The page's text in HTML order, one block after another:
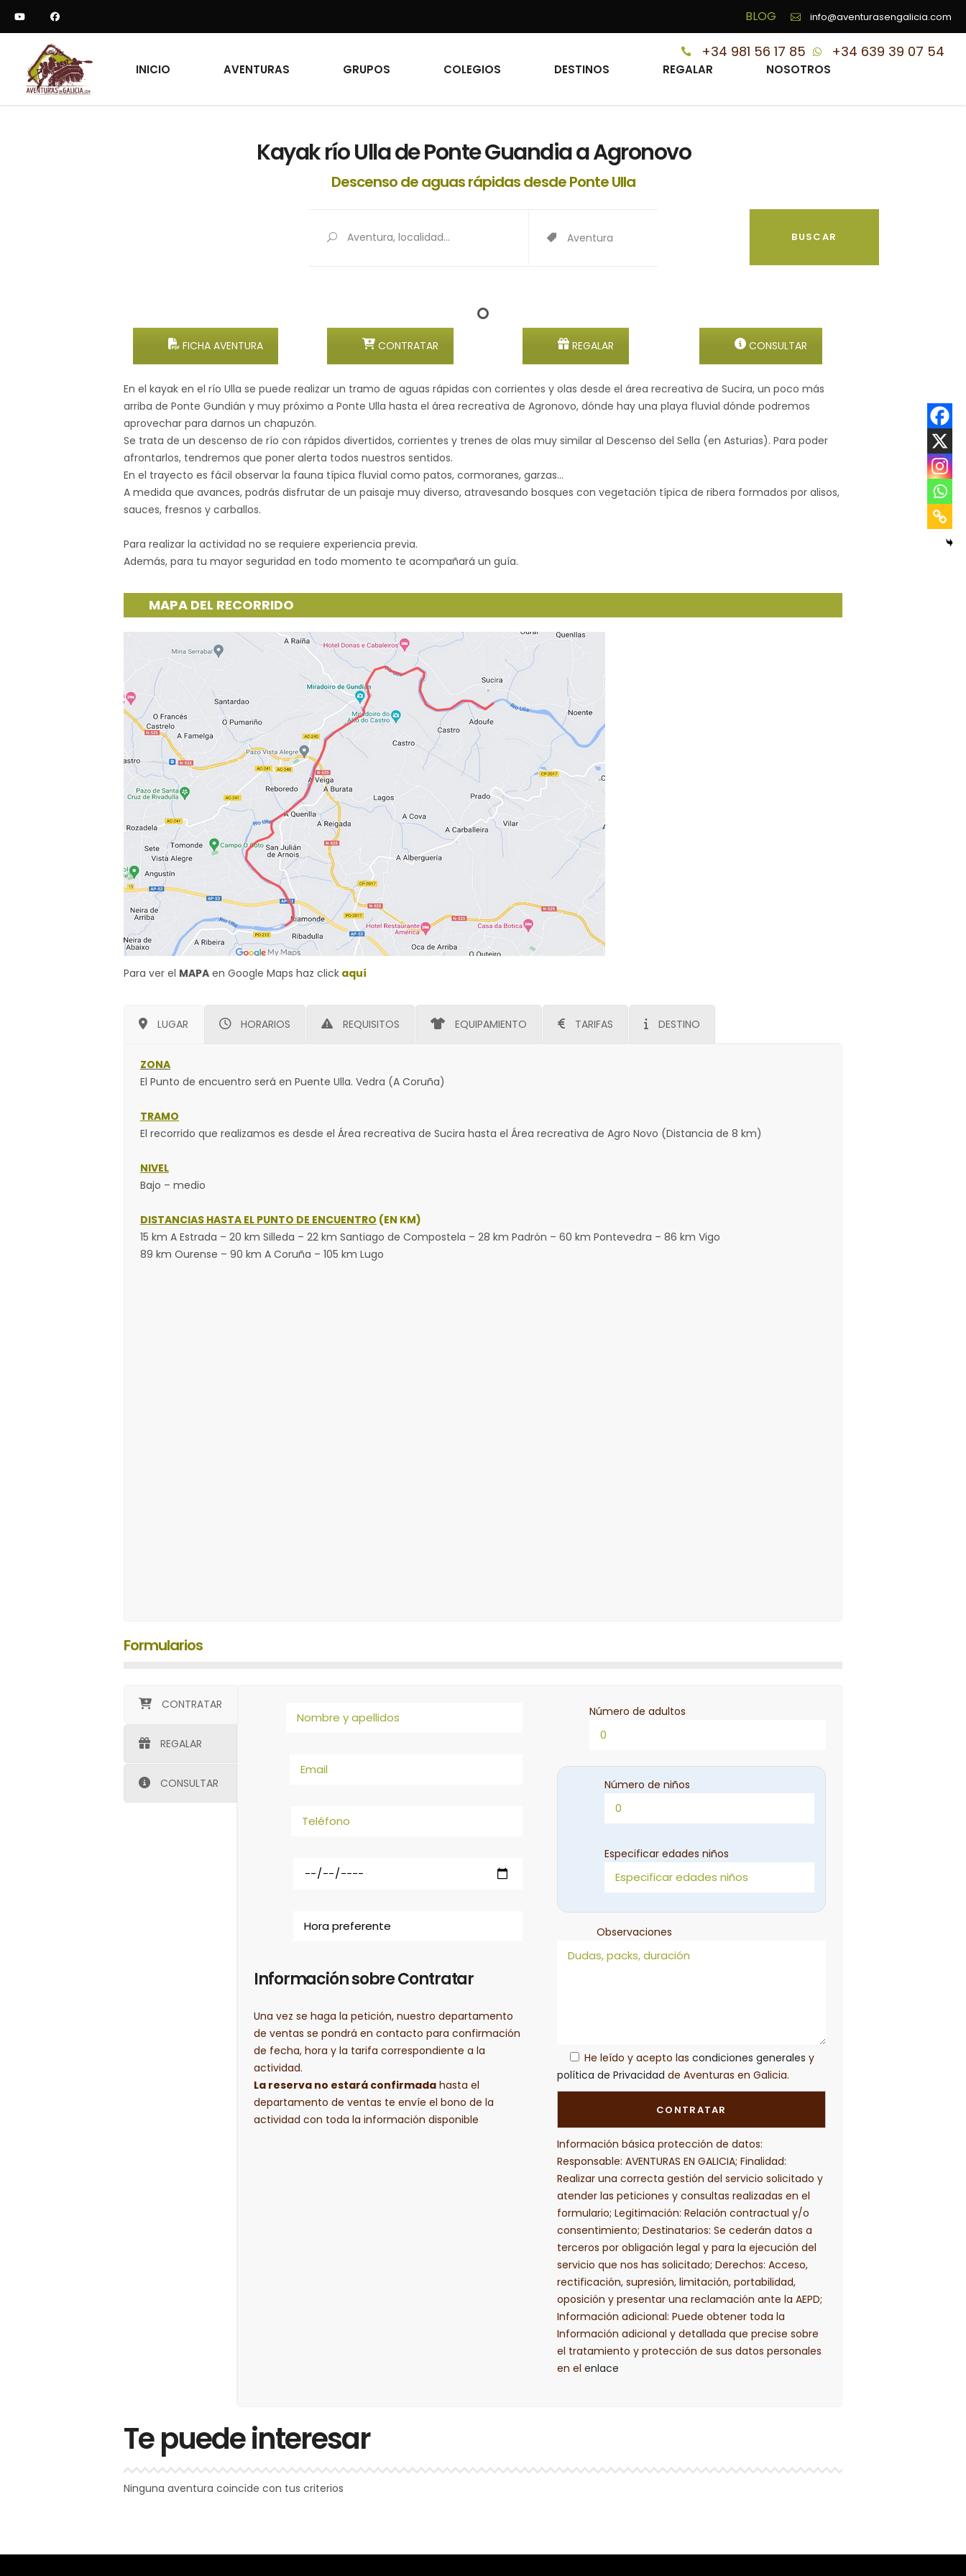
BLOG info@aventurasengalicia.com
INICIO AVENTURAS GRUPOS COLEGIOS DESTINOS REGALAR NOSOTROS
+34 981 56 17 85 +34 639 39 07 54
Kayak río Ulla de Ponte Guandia a Agronovo
Descenso de aguas rápidas desde Ponte Ulla
Aventura
FICHA AVENTURA CONTRATAR REGALAR CONSULTAR
En el kayak en el río Ulla se puede realizar un tramo de aguas rápidas con corrientes y olas desde el área recreativa de Sucira, un poco más
arriba de Ponte Gundián y muy próximo a Ponte Ulla hasta el área recreativa de Agronovo, dónde hay una playa fluvial dónde podremos
aprovechar para darnos un chapuzón.
Se trata de un descenso de río con rápidos divertidos, corrientes y trenes de olas muy similar al Descenso del Sella (en Asturias). Para poder
afrontarlos, tendremos que poner alerta todos nuestros sentidos.
En el trayecto es fácil observar la fauna típica fluvial como patos, cormoranes, garzas…
A medida que avances, podrás disfrutar de un paisaje muy diverso, atravesando bosques con vegetación típica de ribera formados por alisos,
sauces, fresnos y carballos.
Para realizar la actividad no se requiere experiencia previa.
Además, para tu mayor seguridad en todo momento te acompañará un guía.
MAPA DEL RECORRIDO
Para ver el MAPA en Google Maps haz click aquí
LUGAR HORARIOS REQUISITOS EQUIPAMIENTO TARIFAS DESTINO
ZONA
El Punto de encuentro será en Puente Ulla. Vedra (A Coruña)
TRAMO
El recorrido que realizamos es desde el Área recreativa de Sucira hasta el Área recreativa de Agro Novo (Distancia de 8 km)
NIVEL
Bajo – medio
DISTANCIAS HASTA EL PUNTO DE ENCUENTRO (EN KM)
15 km A Estrada – 20 km Silleda – 22 km Santiago de Compostela – 28 km Padrón – 60 km Pontevedra – 86 km Vigo
89 km Ourense – 90 km A Coruña – 105 km Lugo
Formularios
CONTRATAR
REGALAR
CONSULTAR
Información sobre Contratar
Una vez se haga la petición, nuestro departamento
de ventas se pondrá en contacto para confirmación
de fecha, hora y la tarifa correspondiente a la
actividad.
La reserva no estará confirmada hasta el
departamento de ventas te envíe el bono de la
actividad con toda la información disponible
Número de adultos
Número de niños
Especificar edades niños
Observaciones
He leído y acepto las condiciones generales y
política de Privacidad de Aventuras en Galicia.
Información básica protección de datos:
Responsable: AVENTURAS EN GALICIA; Finalidad:
Realizar una correcta gestión del servicio solicitado y
atender las peticiones y consultas realizadas en el
formulario; Legitimación: Relación contractual y/o
consentimiento; Destinatarios: Se cederán datos a
terceros por obligación legal y para la ejecución del
servicio que nos has solicitado; Derechos: Acceso,
rectificación, supresión, limitación, portabilidad,
oposición y presentar una reclamación ante la AEPD;
Información adicional: Puede obtener toda la
Información adicional y detallada que precise sobre
el tratamiento y protección de sus datos personales
en el enlace
Te puede interesar
Ninguna aventura coincide con tus criterios